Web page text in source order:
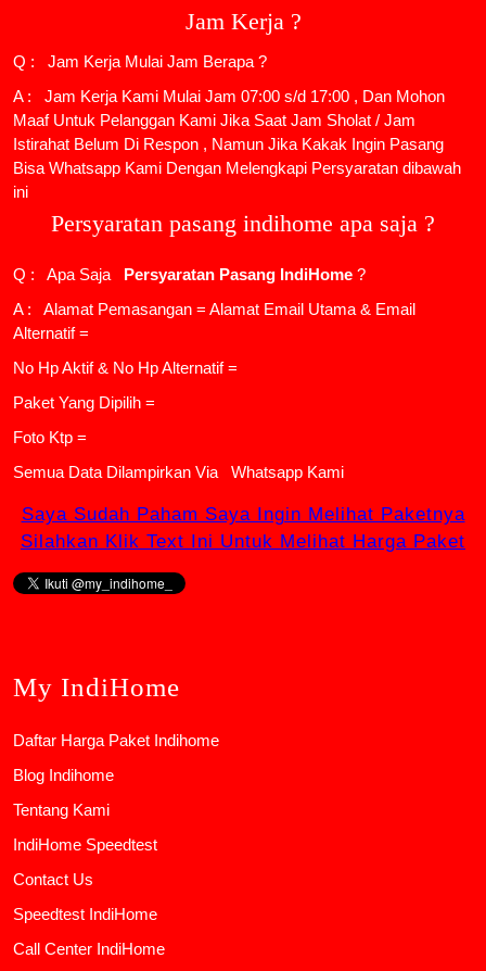
Jam Kerja ?
Q : Jam Kerja Mulai Jam Berapa ?
A : Jam Kerja Kami Mulai Jam 07:00 s/d 17:00 , Dan Mohon
Maaf Untuk Pelanggan Kami Jika Saat Jam Sholat / Jam
Istirahat Belum Di Respon , Namun Jika Kakak Ingin Pasang
Bisa Whatsapp Kami Dengan Melengkapi Persyaratan dibawah
ini
Persyaratan pasang indihome apa saja ?
Q : Apa Saja Persyaratan Pasang IndiHome ?
A : Alamat Pemasangan = Alamat Email Utama & Email
Alternatif =
No Hp Aktif & No Hp Alternatif =
Paket Yang Dipilih =
Foto Ktp =
Semua Data Dilampirkan Via
Whatsapp Kami
Saya Sudah Paham Saya Ingin Melihat Paketnya
Silahkan Klik Text Ini Untuk Melihat Harga Paket
My IndiHome
Daftar Harga Paket Indihome
Blog Indihome
Tentang Kami
IndiHome Speedtest
Contact Us
Speedtest IndiHome
Call Center IndiHome